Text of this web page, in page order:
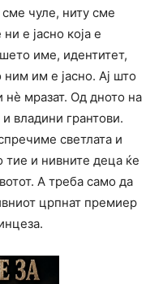
чуле, ниту сме
е јасно која е
име, идентитет,
ним им е јасно. Ај што
нѐ мразат. Од дното на
владини грантови.
светлата и
тие и нивните деца ќе
А треба само да
црпнат премиер